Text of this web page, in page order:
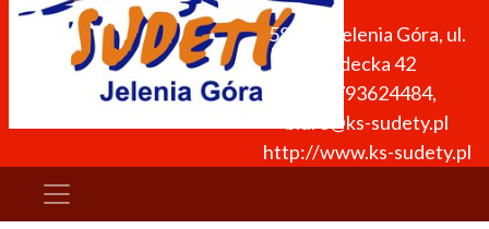
58-500 Jelenia Góra, ul.
Sudecka 42
+48 793624484,
biuro@ks-sudety.pl
http://www.ks-sudety.pl